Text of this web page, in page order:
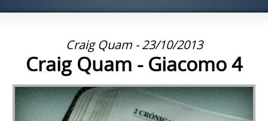
Craig Quam - 23/10/2013
Craig Quam - Giacomo 4